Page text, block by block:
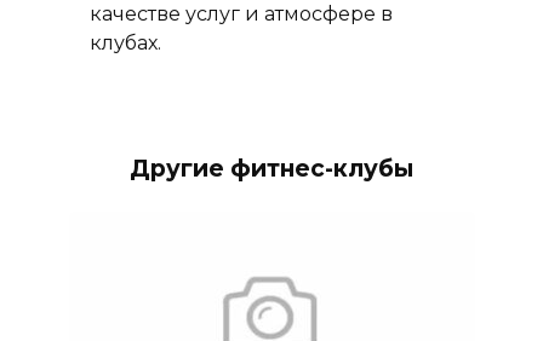
качестве услуг и атмосфере в
клубах.
Другие фитнес-клубы